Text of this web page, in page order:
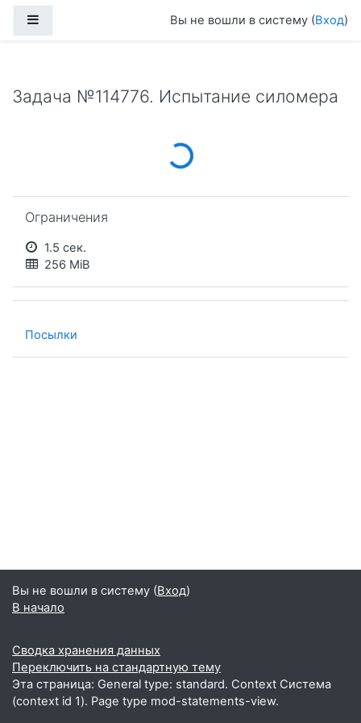
Вы не вошли в систему (Вход)
Задача №114776. Испытание силомера
Loading...
Ограничения
1.5 сек.
256 MiB
Посылки
Вы не вошли в систему (Вход)
В начало
Сводка хранения данных
Переключить на стандартную тему
Эта страница: General type: standard. Context Система
(context id 1). Page type mod-statements-view.